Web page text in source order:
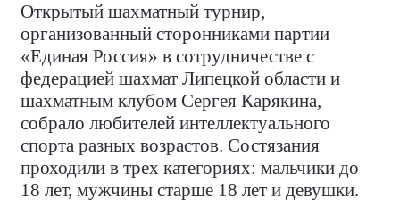
Открытый шахматный турнир,
организованный сторонниками партии
«Единая Россия» в сотрудничестве с
федерацией шахмат Липецкой области и
шахматным клубом Сергея Карякина,
собрало любителей интеллектуального
спорта разных возрастов. Состязания
проходили в трех категориях: мальчики до
18 лет, мужчины старше 18 лет и девушки.